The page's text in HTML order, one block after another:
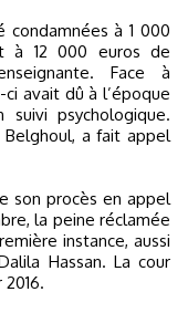
à 1 000
à 12 000 euros de
Face à
avait dû à l’époque
suivi psychologique.
Belghoul, a fait appel
son procès en appel
la peine réclamée
instance, aussi
Hassan. La cour